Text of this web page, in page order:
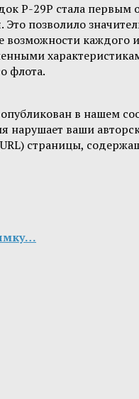
Р-29Р стала
позволило
каждого
флота.
в нашем
нарушает ваши
страницы,